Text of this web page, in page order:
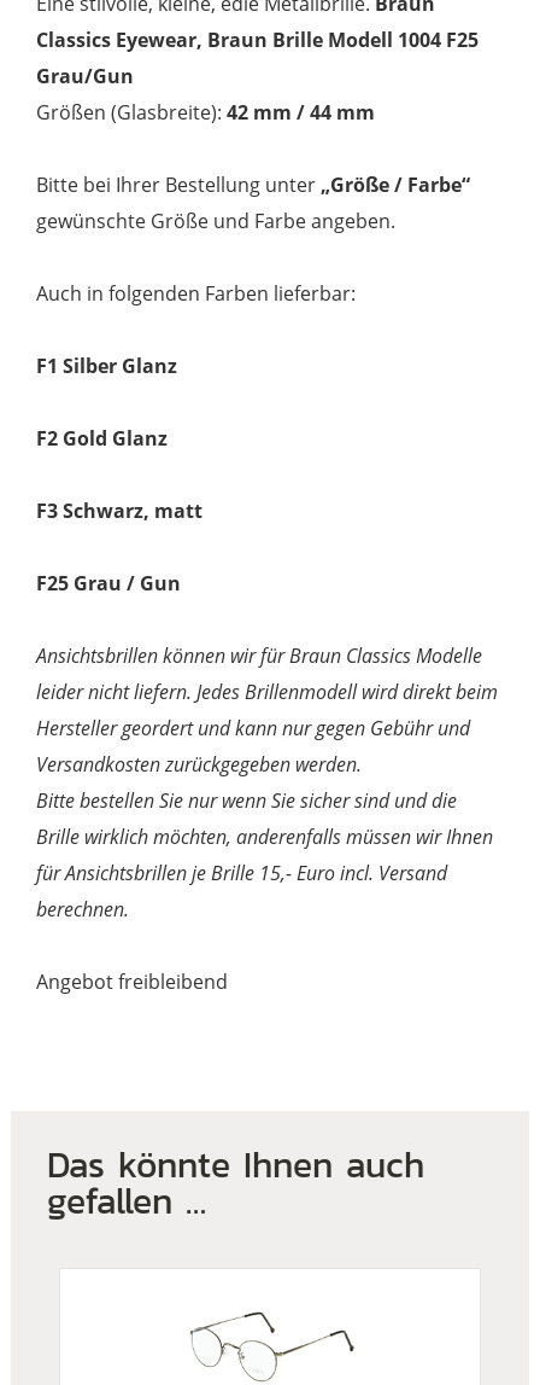
Classics Eyewear, Braun Brille Modell 1004 F25
Grau/Gun
Größen (Glasbreite):42 mm / 44 mm
Bitte bei Ihrer Bestellung unter „Größe / Farbe“
gewünschte Größe und Farbe angeben.
Auch in folgenden Farben lieferbar:
F1 Silber Glanz
F2 Gold Glanz
F3 Schwarz, matt
F25 Grau / Gun
Ansichtsbrillen können wir für Braun Classics Modelle
leider nicht liefern. Jedes Brillenmodell wird direkt beim
Hersteller geordert und kann nur gegen Gebühr und
Versandkosten zurückgegeben werden.
Bitte bestellen Sie nur wenn Sie sicher sind und die
Brille wirklich möchten, anderenfalls müssen wir Ihnen
für Ansichtsbrillen je Brille 15,- Euro incl. Versand
berechnen.
Angebot freibleibend
Das könnte Ihnen auch
gefallen …